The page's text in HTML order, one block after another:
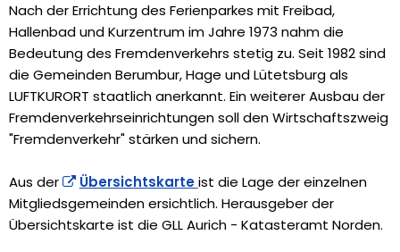
Nach der Errichtung des Ferienparkes mit Freibad,
Hallenbad und Kurzentrum im Jahre 1973 nahm die
Bedeutung des Fremdenverkehrs stetig zu. Seit 1982 sind
die Gemeinden Berumbur, Hage und Lütetsburg als
LUFTKURORT staatlich anerkannt. Ein weiterer Ausbau der
Fremdenverkehrseinrichtungen soll den Wirtschaftszweig
"Fremdenverkehr" stärken und sichern.
Aus der Übersichtskarteist die Lage der einzelnen
Mitgliedsgemeinden ersichtlich. Herausgeber der
Übersichtskarte ist die GLL Aurich - Katasteramt Norden.